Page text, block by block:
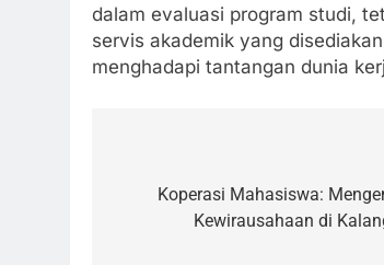
dalam evaluasi program studi,
servis akademik yang
menghadapi tantangan dunia
navigation
Koperasi Mahasiswa:
Kewirausahaan di